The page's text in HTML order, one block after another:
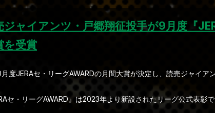
ジャイアンツ・戸郷翔征投手が9月度『
を受賞
度JERAセ・リーグAWARDの月間大賞が決定し、読売ジャイア
セ・リーグAWARD』は2023年より新設されたリーグ公式表彰